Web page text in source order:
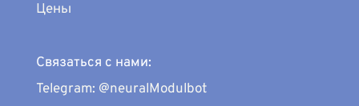
Цены
Связаться с нами:
Telegram: @neuralModulbot